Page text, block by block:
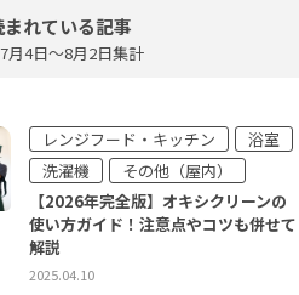
水まわり掃除のコツとは？汚れや場所
別の掃除方法を紹介
レンジフード・キッチン
洗濯機
その他（屋内）
【2026年完全版】オキシクリーンの
使い方ガイド！注意点やコツも併せて
解説
まれている記事
月4日〜8月2日集計
レンジフード・キッチン
浴室
洗濯機
その他（屋内）
【2026年完全版】オキシクリーンの
使い方ガイド！注意点やコツも併せて
解説
2025.04.10